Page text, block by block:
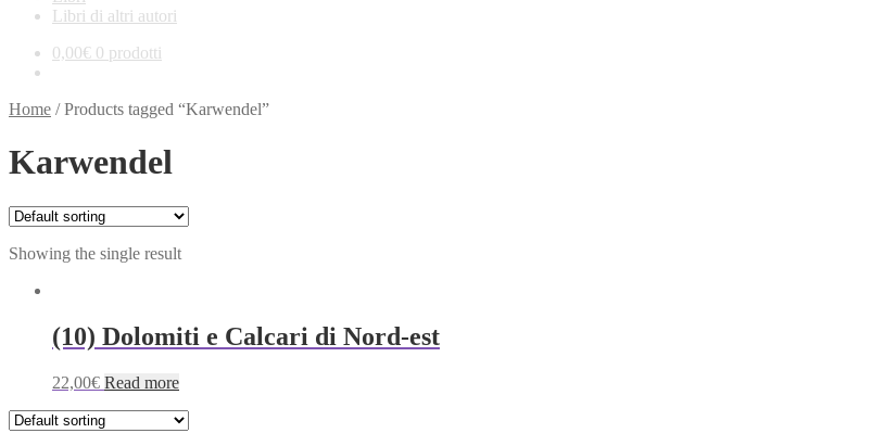
Libri di altri autori
0,00€ 0 prodotti
Home /Products tagged “Karwendel”
Karwendel
Showing the single result
(10) Dolomiti e Calcari di Nord-est
22,00€ Read more